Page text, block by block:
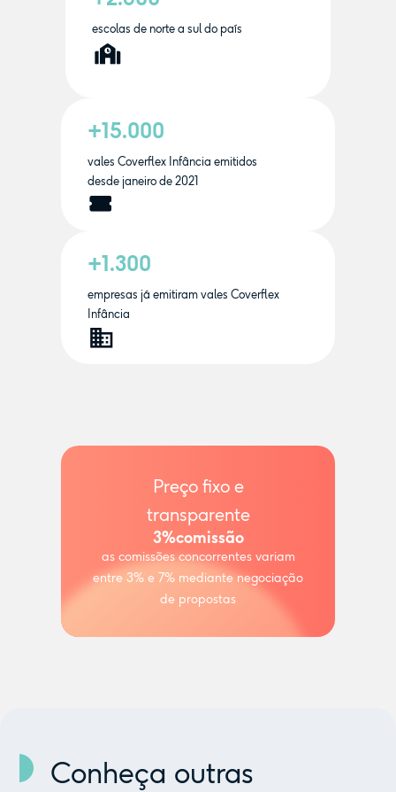
escolas de norte a sul do país
+15.000
vales Coverflex Infância emitidos
desde janeiro de 2021
+1.300
empresas já emitiram vales Coverflex
Infância
Preço fixo e
transparente
3%comissão
as comissões concorrentes variam
entre 3% e 7% mediante negociação
de propostas
Conheça outras